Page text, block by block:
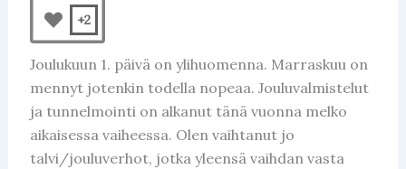
+2
Joulukuun 1. päivä on ylihuomenna. Marraskuu on
mennyt jotenkin todella nopeaa. Jouluvalmistelut
ja tunnelmointi on alkanut tänä vuonna melko
aikaisessa vaiheessa. Olen vaihtanut jo
talvi/jouluverhot, jotka yleensä vaihdan vasta